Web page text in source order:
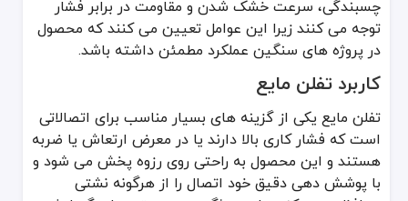
نگهداری صحیح ظرف تفلن مایع در دما و محیط مناسب برای
تفلن مایع یکی از پیشرفته ترین و قابل اعتمادترین مواد آب بندی
چسبندگی، سرعت خشک شدن و مقاومت در برابر فشار
توجه می کنند زیرا این عوامل تعیین می کنند که محصول
در پروژه های سنگین عملکرد مطمئن داشته باشد.
کاربرد تفلن مایع
تفلن مایع یکی از گزینه های بسیار مناسب برای اتصالاتی
است که فشار کاری بالا دارند یا در معرض ارتعاش یا ضربه
هستند و این محصول به راحتی روی رزوه پخش می شود و
با پوشش دهی دقیق خود اتصال را از هرگونه نشتی